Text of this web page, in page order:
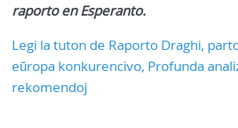
raporto en Esperanto.
Legi la tuton de Raporto Draghi,
eŭropa konkurencivo, Profunda
rekomendoj